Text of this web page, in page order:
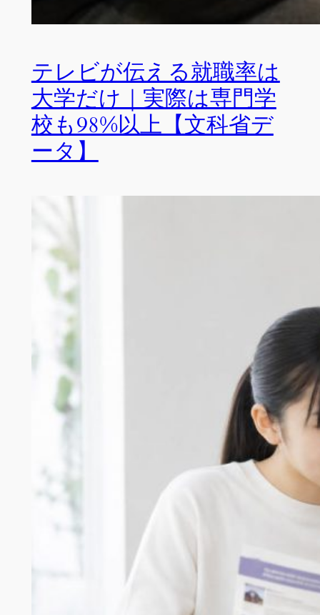
テレビが伝える就職率は
大学だけ｜実際は専門学
校も98%以上【文科省デ
ータ】